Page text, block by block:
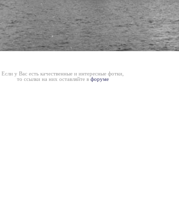
Если у Вас есть качественные и интересные фотки,
то ссылки на них оставляйте в форуме